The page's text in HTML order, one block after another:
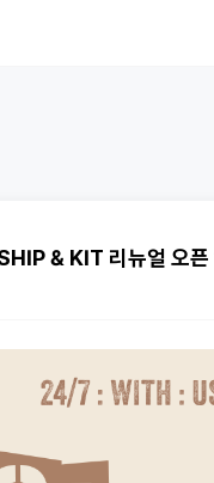
& KIT 리뉴얼 오